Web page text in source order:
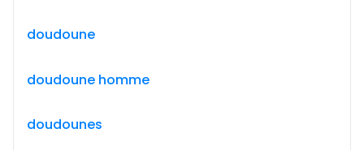
doudoune
doudoune homme
doudounes